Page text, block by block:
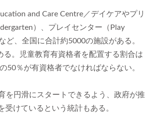
and Care Centre／デイケアやプリ
）、プレイセンター（Play
ど、全国に合計約5000の施設がある。
。児童教育有資格者を配置する割合は
50％が有資格者でなければならない。
を円滑にスタートできるよう、政府が推
けているという統計もある。